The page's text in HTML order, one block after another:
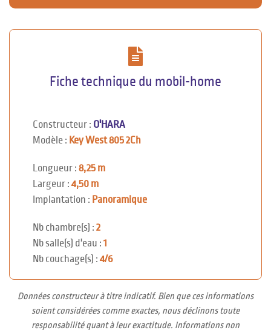
Fiche technique du mobil-home
Constructeur : O'HARA
Modèle : Key West 805 2Ch
Longueur : 8,25 m
Largeur : 4,50 m
Implantation : Panoramique
Nb chambre(s) : 2
Nb salle(s) d'eau : 1
Nb couchage(s) : 4/6
Données constructeur à titre indicatif. Bien que ces informations
soient considérées comme exactes, nous déclinons toute
responsabilité quant à leur exactitude. Informations non